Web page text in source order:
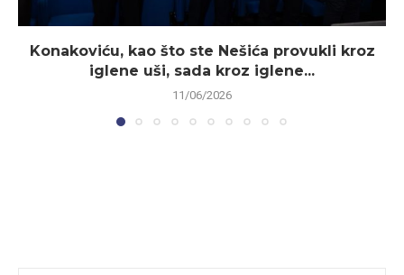
Konakoviću, kao što ste Nešića provukli kroz
iglene uši, sada kroz iglene...
11/06/2026